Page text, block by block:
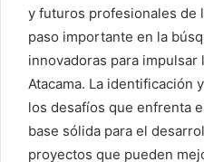
y futuros profesionales de
paso importante en la
innovadoras para impulsar
Atacama. La identificación
los desafíos que enfrenta
base sólida para el
proyectos que pueden